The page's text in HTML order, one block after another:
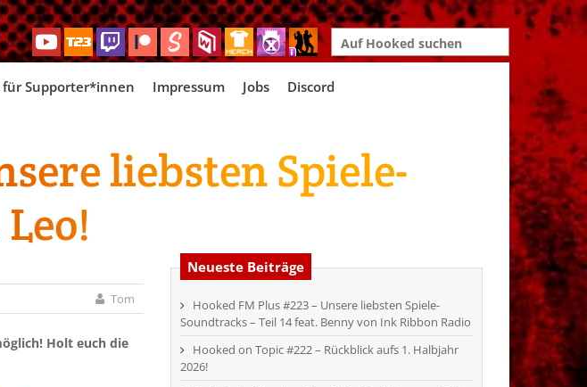
Search
for:
für Supporter*innen Impressum Jobs Discord
liebsten Spiele-
Tom
Holt euch die
Neueste Beiträge
Hooked FM Plus #223 – Unsere liebsten Spiele-
Soundtracks – Teil 14 feat. Benny von Ink Ribbon Radio
Hooked on Topic #222 – Rückblick aufs 1. Halbjahr
2026!